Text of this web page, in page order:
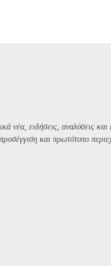
νέα, ειδήσεις, αναλύσεις και
και πρωτότυπο